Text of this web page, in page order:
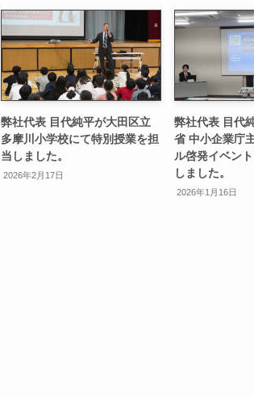
弊社代表 目代純平が大田区立
多摩川小学校にて特別授業を担
当しました。
2026年2月17日
弊社代表 目代
省 中小企業庁
ル啓発イベン
しました。
2026年1月16日